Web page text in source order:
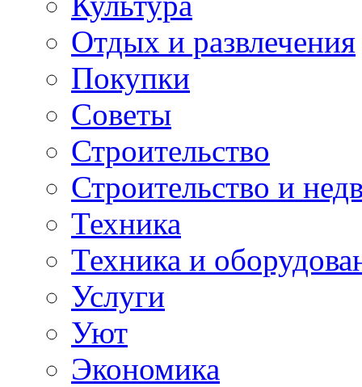
Отдых и развлечения
Покупки
Советы
Строительство
Строительство и
Техника
Техника и
Услуги
Уют
Экономика